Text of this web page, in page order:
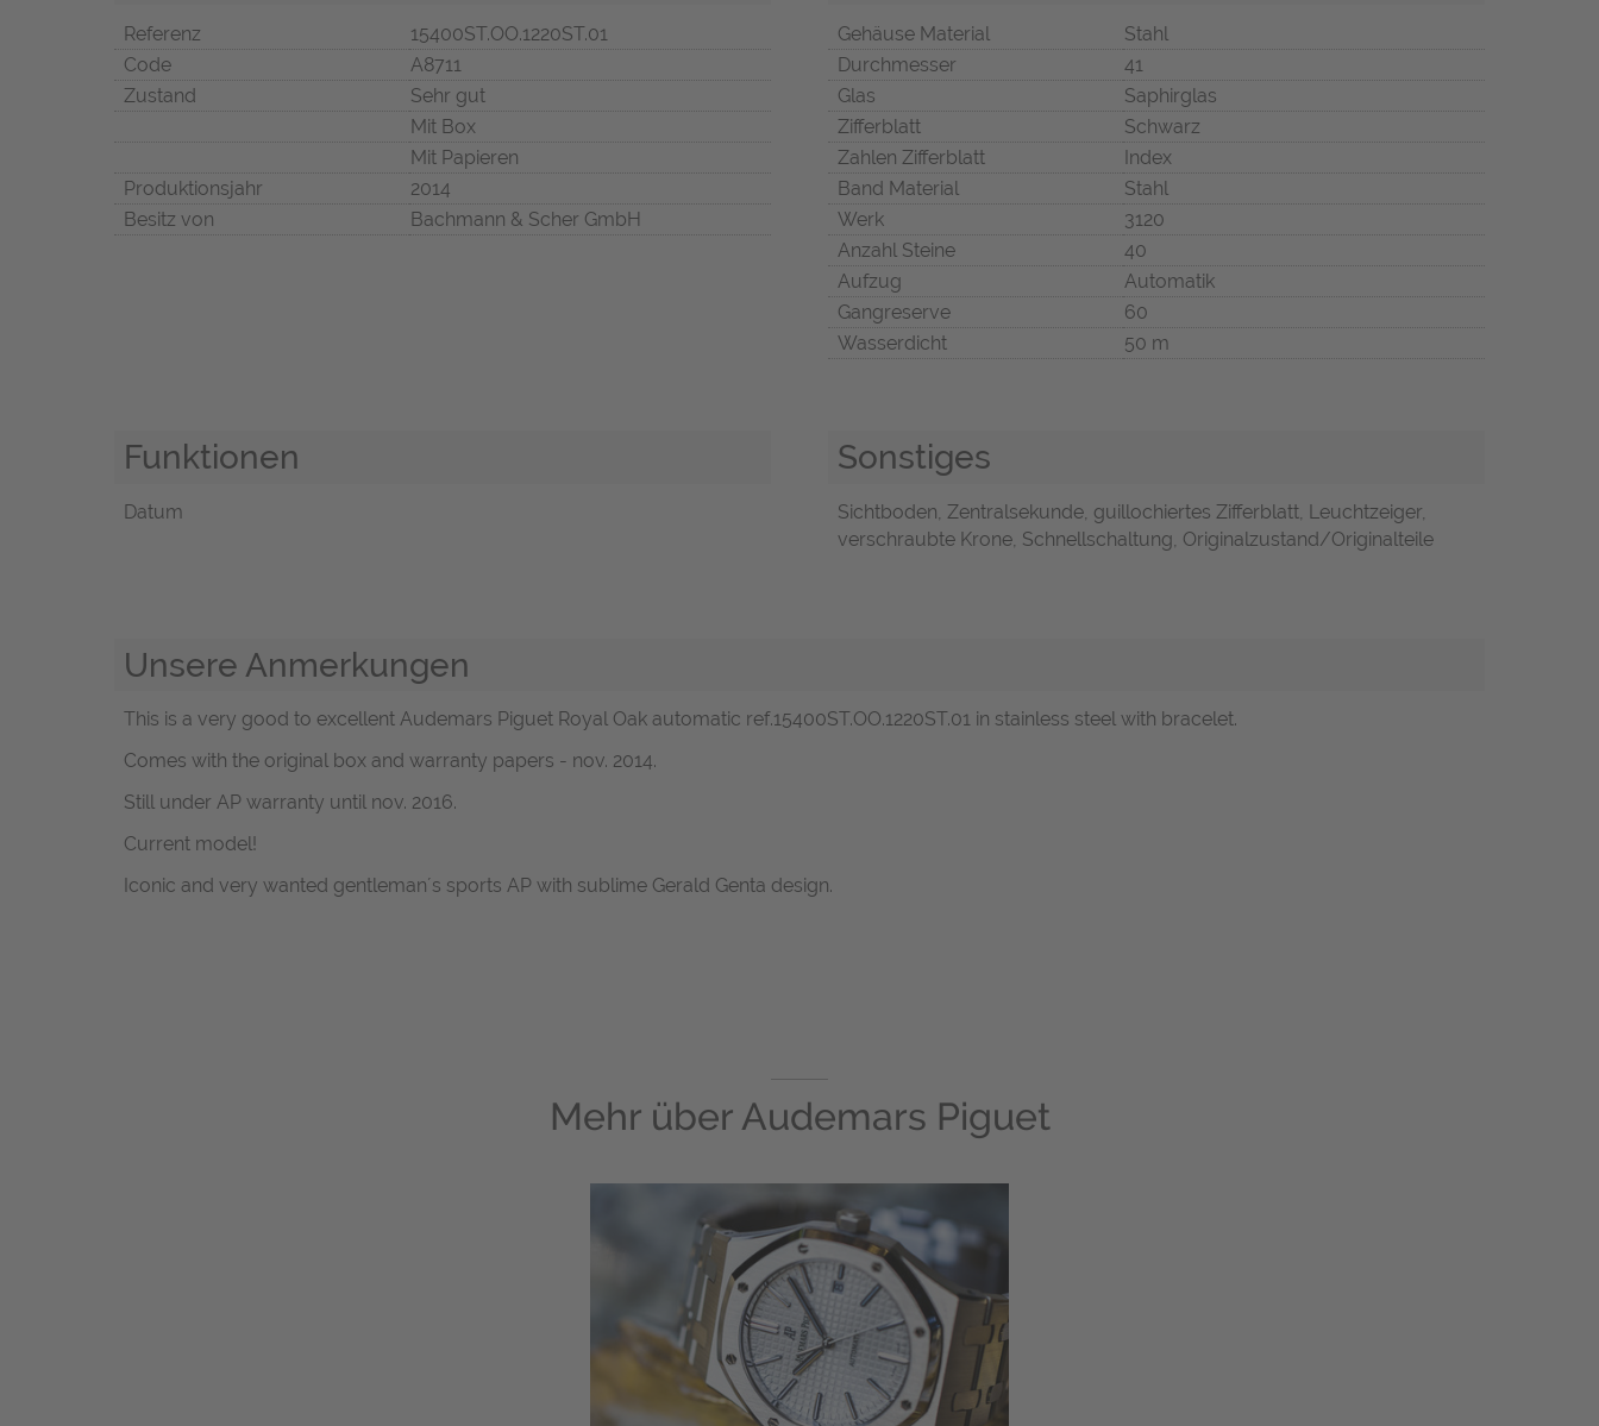
Referenz
15400ST.OO.1220ST.01
Code
A8711
Zustand
Sehr gut
Mit Box
Mit Papieren
Produktionsjahr
2014
Besitz von
Bachmann & Scher GmbH
Gehäuse Material
Stahl
Durchmesser
41
Glas
Saphirglas
Zifferblatt
Schwarz
Zahlen Zifferblatt
Index
Band Material
Stahl
Werk
3120
Anzahl Steine
40
Aufzug
Automatik
Gangreserve
60
Wasserdicht
50 m
Funktionen
Datum
Sonstiges
Sichtboden, Zentralsekunde, guillochiertes Zifferblatt, Leuchtzeiger,
verschraubte Krone, Schnellschaltung, Originalzustand/Originalteile
Unsere Anmerkungen
This is a very good to excellent Audemars Piguet Royal Oak automatic ref.15400ST.OO.1220ST.01 in stainless steel with bracelet.
Comes with the original box and warranty papers - nov. 2014.
Still under AP warranty until nov. 2016.
Current model!
Iconic and very wanted gentleman´s sports AP with sublime Gerald Genta design.
Mehr über Audemars Piguet